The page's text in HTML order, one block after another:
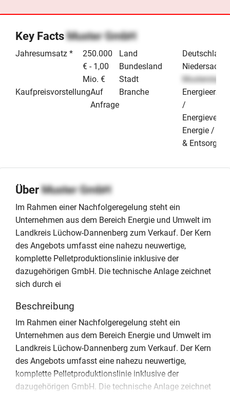
Key FactsMuster GmbH
Jahresumsatz *
250.000
€ - 1,00
Mio. €
KaufpreisvorstellungAuf
Anfrage
Land
Deutschland
Bundesland
Stadt
Musterstadt
Branche
/
Energie /
&
ÜberMuster GmbH
Im Rahmen einer Nachfolgeregelung steht ein
Unternehmen aus dem Bereich Energie und Umwelt im
Landkreis Lüchow-Dannenberg zum Verkauf. Der Kern
des Angebots umfasst eine nahezu neuwertige,
komplette Pelletproduktionslinie inklusive der
dazugehörigen GmbH. Die technische Anlage zeichnet
sich durch ei
Beschreibung
Im Rahmen einer Nachfolgeregelung steht ein
Unternehmen aus dem Bereich Energie und Umwelt im
Landkreis Lüchow-Dannenberg zum Verkauf. Der Kern
des Angebots umfasst eine nahezu neuwertige,
komplette Pelletproduktionslinie inklusive der
dazugehörigen GmbH. Die technische Anlage zeichnet